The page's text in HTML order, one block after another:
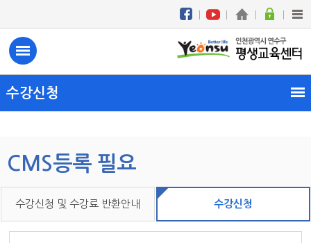
CMS등록 필요
수강신청
수강신청 및 수강료 반환안내 수강신청